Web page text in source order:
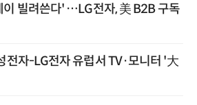
이 빌려쓴다' …LG전자, 美 B2B 구독
전자-LG전자 유럽서 TV·모니터 '大